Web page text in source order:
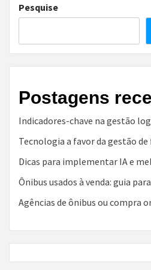
Pesquise
Postagens
Indicadores-chave na gestão
Tecnologia a favor da gestão
Dicas para implementar IA e
Ônibus usados à venda: guia
Agências de ônibus ou compra